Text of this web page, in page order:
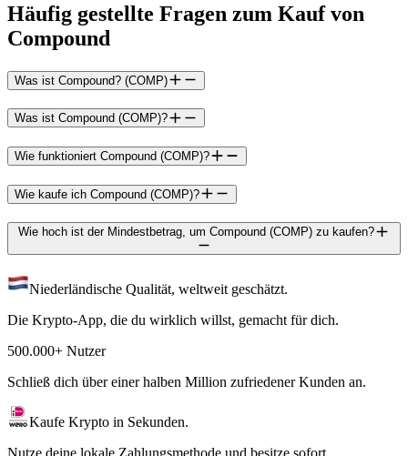
Häufig gestellte Fragen zum Kauf von
Compound
Was ist Compound? (COMP)
Was ist Compound (COMP)?
Wie funktioniert Compound (COMP)?
Wie kaufe ich Compound (COMP)?
Wie hoch ist der Mindestbetrag, um Compound (COMP) zu kaufen?
Niederländische Qualität, weltweit geschätzt.
Die Krypto-App, die du wirklich willst, gemacht für dich.
500.000+ Nutzer
Schließ dich über einer halben Million zufriedener Kunden an.
Kaufe Krypto in Sekunden.
Nutze deine lokale Zahlungsmethode und besitze sofort